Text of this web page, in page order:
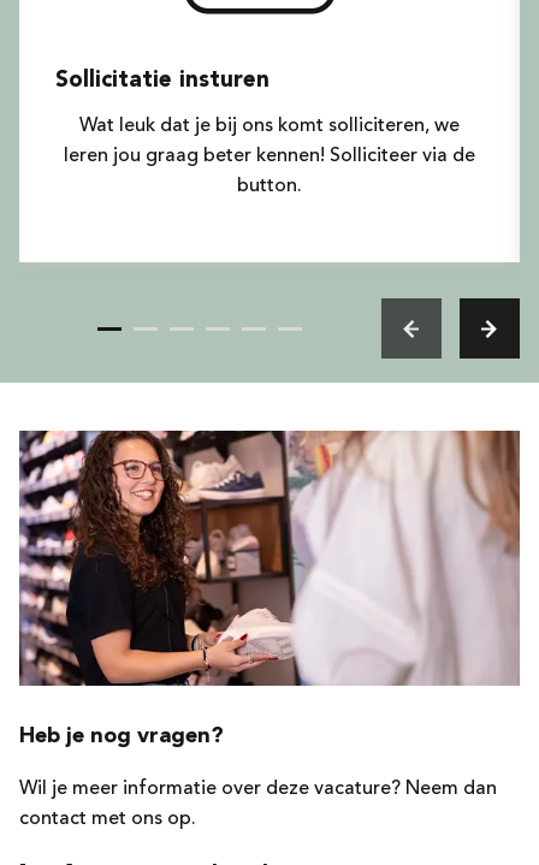
Sollicitatie insturen
Wat leuk dat je bij ons komt solliciteren, we
leren jou graag beter kennen! Solliciteer via de
button.
Heb je nog vragen?
Wil je meer informatie over deze vacature? Neem dan
contact met ons op.